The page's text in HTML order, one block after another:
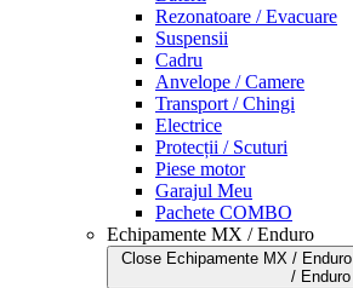
Rezonatoare / Evacuare
Suspensii
Cadru
Anvelope / Camere
Transport / Chingi
Electrice
Protecții / Scuturi
Piese motor
Garajul Meu
Pachete COMBO
Echipamente MX / Enduro
Close Echipamente MX / Enduro
/ Enduro